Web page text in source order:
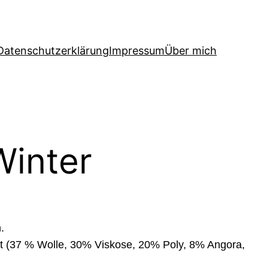
ImpressumÜber mich
% Wolle, 30% Viskose, 20% Poly, 8% Angora,